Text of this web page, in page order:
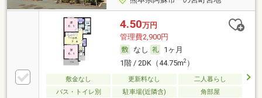
4.50万円
管理費2,900円
なし
1ヶ月
1階 / 2DK（44.75m2）
敷金なし 更新料なし
二人暮らし
バス・トイレ別
駐車場(近隣含) 角部屋